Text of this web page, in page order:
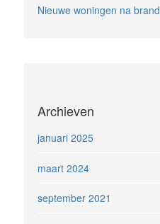
Nieuwe woningen na brand
Archieven
januari 2025
maart 2024
september 2021